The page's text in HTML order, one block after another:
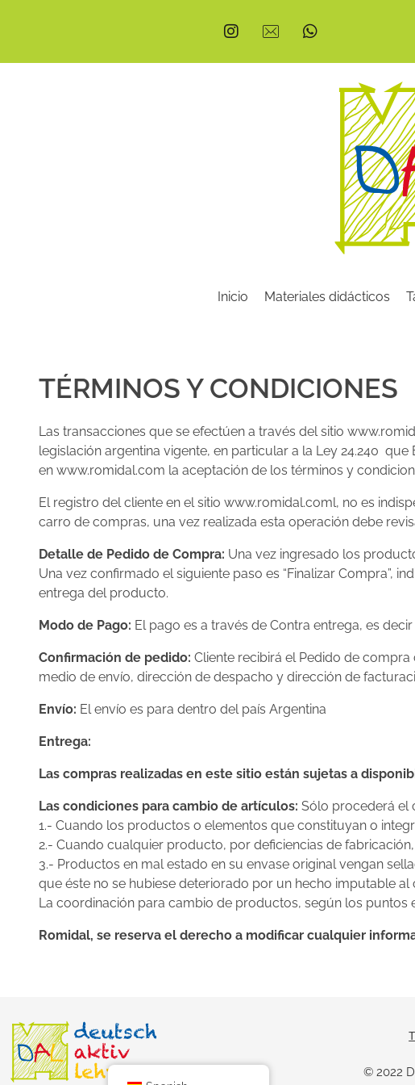
Inicio Materiales didácticos
TÉRMINOS Y CONDICIONES
Las transacciones que se efectúen a través del sitio
legislación argentina vigente, en particular a la Ley 24.240
en www.romidal.com la aceptación de los términos y
El registro del cliente en el sitio www.romidal.coml, no es
carro de compras, una vez realizada esta operación debe
Detalle de Pedido de Compra: Una vez ingresado los
Una vez confirmado el siguiente paso es “Finalizar Compra”,
entrega del producto.
Modo de Pago: El pago es a través de Contra entrega, es
Confirmación de pedido: Cliente recibirá el Pedido de
medio de envío, dirección de despacho y dirección de
Envío: El envío es para dentro del país Argentina
Entrega:
Las compras realizadas en este sitio están sujetas a
Las condiciones para cambio de artículos: Sólo procederá el
1.- Cuando los productos o elementos que constituyan o
2.- Cuando cualquier producto, por deficiencias de
3.- Productos en mal estado en su envase original vengan
que éste no se hubiese deteriorado por un hecho imputable al
La coordinación para cambio de productos, según los puntos
Romidal, se reserva el derecho a modificar cualquier
© 2022